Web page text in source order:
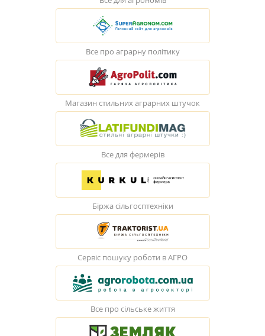
Все про аграрну політику
Магазин стильних аграрних штучок
Все для фермерів
Біржа сільгосптехніки
Сервіс пошуку роботи в АГРО
Все про сільське життя